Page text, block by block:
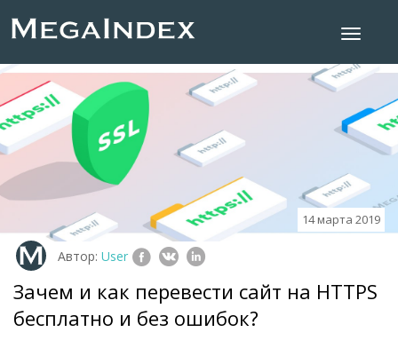
14 марта 2019
Автор: User
Зачем и как перевести сайт на HTTPS
бесплатно и без ошибок?